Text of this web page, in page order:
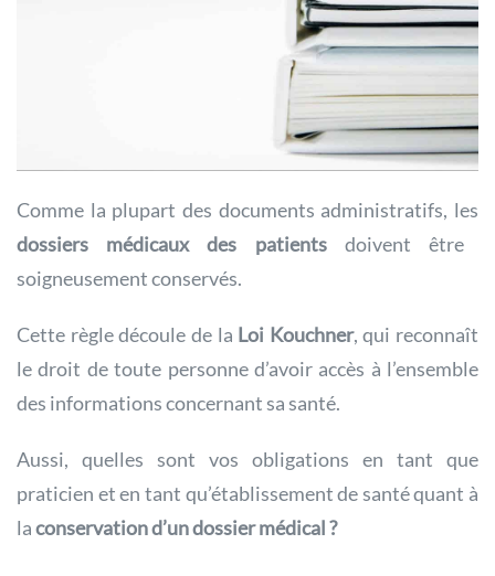
Comme la plupart des documents administratifs, les
dossiers médicaux des patientsdoivent être
soigneusement conservés.
Cette règle découle de la Loi Kouchner, qui reconnaît
le droit de toute personne d’avoir accès à l’ensemble
des informations concernant sa santé.
Aussi, quelles sont vos obligations en tant que
praticien et en tant qu’établissement de santé quant à
laconservation d’un dossier médical ?